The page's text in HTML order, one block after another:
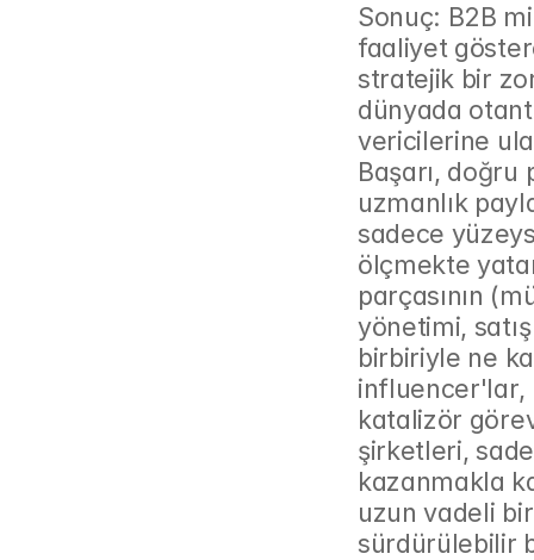
Sonuç: B2B
faaliyet
stratejik bir
dünyada
vericilerine
Başarı,
uzmanlık
sadece
ölçmekte
parçasının
yönetimi,
birbiriyle ne
influencer'lar,
katalizör
şirketleri,
kazanmakla
uzun vadeli
sürdürülebilir